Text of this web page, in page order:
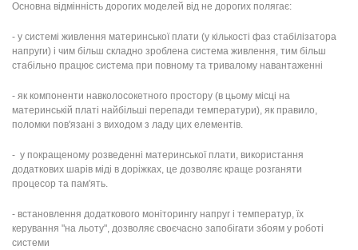
Основна відмінність дорогих моделей від не дорогих полягає:
- у системі живлення материнської плати (у кількості фаз стабілізатора
напруги) і чим більш складно зроблена система живлення, тим більш
стабільно працює система при повному та тривалому навантаженні
- як компоненти навколосокетного простору (в цьому місці на
материнській платі найбільші перепади температури), як правило,
поломки пов'язані з виходом з ладу цих елементів.
- у покращеному розведенні материнської плати, використання
додаткових шарів міді в доріжках, це дозволяє краще розганяти
процесор та пам'ять.
- встановлення додаткового моніторингу напруг і температур, їх
керування "на льоту", дозволяє своєчасно запобігати збоям у роботі
системи